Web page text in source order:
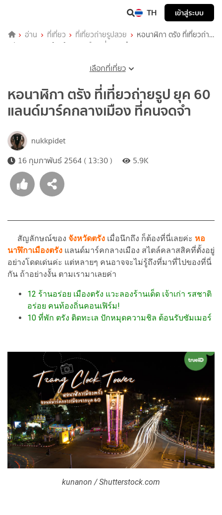
TH เข้าสู่ระบบ
อ่าน ที่เที่ยว ที่เที่ยวถ่ายรูปสวย
หอนาฬิกา ตรัง ที่เที่ยวถ่าย
รูป ยุค 60 แลนด์มาร์คกลางเมือง ที่คนจดจำ
เลือกที่เที่ยว
หอนาฬิกา ตรัง ที่เที่ยวถ่ายรูป ยุค 60
แลนด์มาร์คกลางเมือง ที่คนจดจำ
nukkpidet
16 กุมภาพันธ์ 2564 ( 13:30 )
5.9K
สัญลักษณ์ของ จังหวัดตรัง เมื่อนึกถึง ก็ต้องที่นี่เลยค่ะ หอ
นาฬิกาเมืองตรัง แลนด์มาร์คกลางเมือง สไตล์คลาสสิคที่ตั้งอยู่
อย่างโดดเด่นค่ะ แต่หลายๆ คนอาจจะไม่รู้ถึงที่มาที่ไปของที่นี่
กัน ถ้าอย่างงั้น ตามเรามาเลยค่า
12 ร้านอร่อย เมืองตรัง แวะลองร้านเด็ด เจ้าเก่า รสชาติ
อร่อย คนท้องถิ่นคอนเฟิร์ม!
10 ที่พัก ตรัง ติดทะเล ปักหมุดความชิล ต้อนรับซัมเมอร์
kunanon / Shutterstock.com